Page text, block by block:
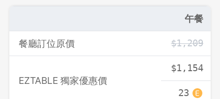
午餐
餐廳訂位原價 $1,209
EZTABLE 獨家優惠價
$1,154
23